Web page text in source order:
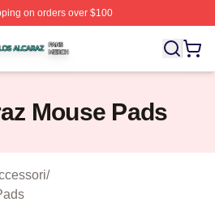
on orders over $100
⚡️ Officially Licensed Carlos
Mouse Pads
/